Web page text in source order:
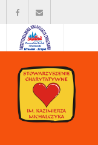
Strona główna
Władze organizacji
O nas